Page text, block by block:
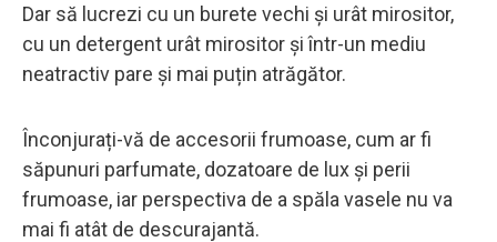
Dar să lucrezi cu un burete vechi și urât mirositor,
cu un detergent urât mirositor și într-un mediu
neatractiv pare și mai puțin atrăgător.
Înconjurați-vă de accesorii frumoase, cum ar fi
săpunuri parfumate, dozatoare de lux și perii
frumoase, iar perspectiva de a spăla vasele nu va
mai fi atât de descurajantă.